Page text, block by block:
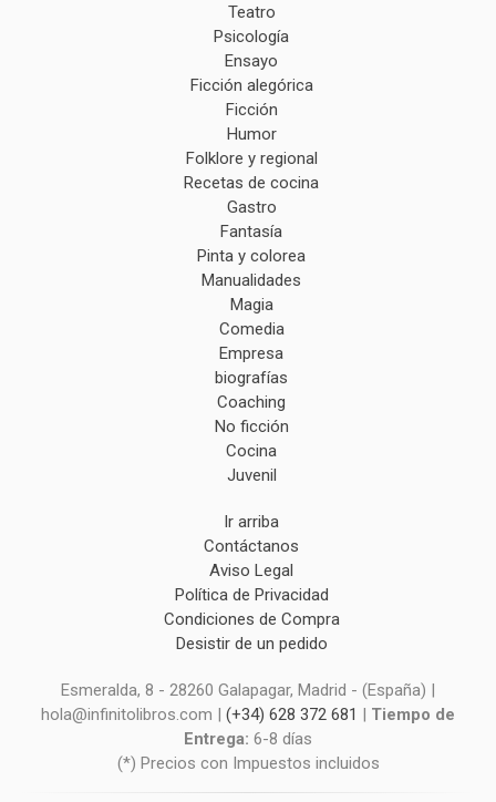
Teatro
Psicología
Ensayo
Ficción alegórica
Ficción
Humor
Folklore y regional
Recetas de cocina
Gastro
Fantasía
Pinta y colorea
Manualidades
Magia
Comedia
Empresa
biografías
Coaching
No ficción
Cocina
Juvenil
Ir arriba
Contáctanos
Aviso Legal
Política de Privacidad
Condiciones de Compra
Desistir de un pedido
Esmeralda, 8 - 28260 Galapagar, Madrid - (España) |
hola@infinitolibros.com | (+34) 628 372 681 | Tiempo de
Entrega: 6-8 días
(*) Precios con Impuestos incluidos